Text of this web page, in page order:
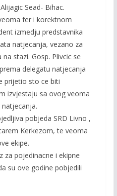
Sead- Bihac.
fer i korektnom
izmedju predstavnika
natjecanja, vezano za
stazi. Gosp. Plivcic se
delegatu natjecanja
prijetio sto ce biti
izvjestaju sa ovog veoma
pobjeda SRD Livno ,
Kerkezom, te veoma
ekipe.
za pojedinacne i ekipne
su ove godine pobjedili